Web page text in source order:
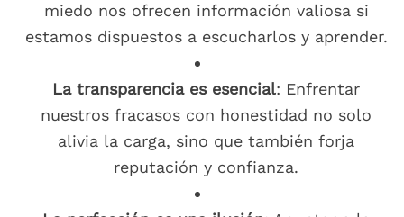
miedo nos ofrecen información valiosa si
estamos dispuestos a escucharlos y aprender.
La transparencia es esencial: Enfrentar
nuestros fracasos con honestidad no solo
alivia la carga, sino que también forja
reputación y confianza.